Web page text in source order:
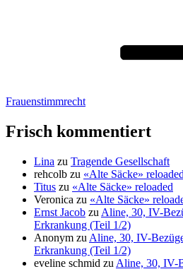
Frauenstimmrecht
Frisch kommentiert
Lina zu Tragende Gesellschaft
rehcolb zu «Alte Säcke» reloaded
Titus zu «Alte Säcke» reloaded
Veronica zu «Alte Säcke»
Ernst Jacob zu Aline, 30, IV-
Erkrankung (Teil 1/2)
Anonym zu Aline, 30, IV-
Erkrankung (Teil 1/2)
eveline schmid zu Aline, 30, IV-